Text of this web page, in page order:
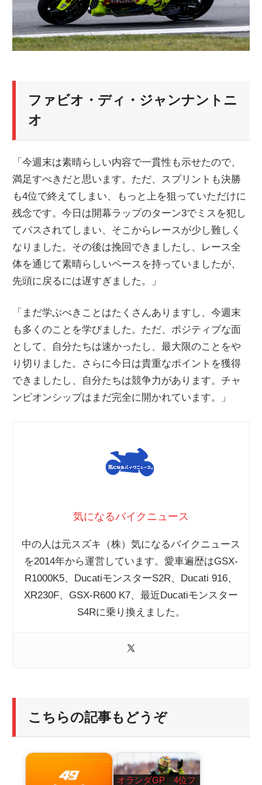
ファビオ・ディ・ジャンナントニ
オ
「今週末は素晴らしい内容で一貫性も示せたので、
満足すべきだと思います。ただ、スプリントも決勝
も4位で終えてしまい、もっと上を狙っていただけに
残念です。今日は開幕ラップのターン3でミスを犯し
てパスされてしまい、そこからレースが少し難しく
なりました。その後は挽回できましたし、レース全
体を通じて素晴らしいペースを持っていましたが、
先頭に戻るには遅すぎました。」
「まだ学ぶべきことはたくさんありますし、今週末
も多くのことを学びました。ただ、ポジティブな面
として、自分たちは速かったし、最大限のことをや
り切りました。さらに今日は貴重なポイントを獲得
できましたし、自分たちは競争力があります。チャ
ンピオンシップはまだ完全に開かれています。」
気になるバイクニュース
中の人は元スズキ（株）気になるバイクニュース
を2014年から運営しています。愛車遍歴はGSX-
R1000K5、DucatiモンスターS2R、Ducati 916、
XR230F、GSX-R600 K7、最近Ducatiモンスター
S4Rに乗り換えました。
こちらの記事もどうぞ
オランダGP 4位フ